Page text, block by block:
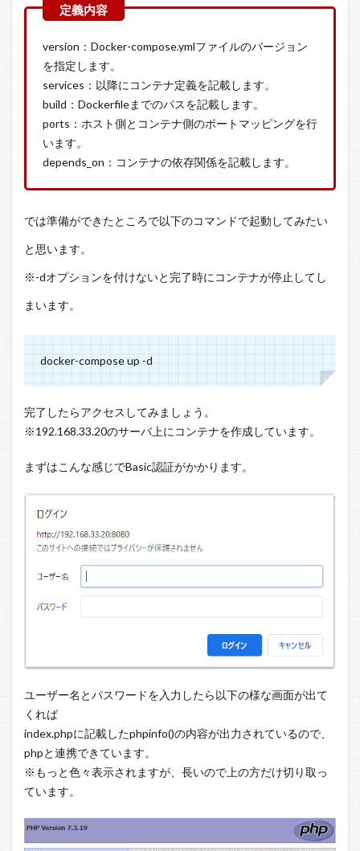
version：Docker-compose.ymlファイルのバージョン
を指定します。
services：以降にコンテナ定義を記載します。
build：Dockerfileまでのパスを記載します。
ports：ホスト側とコンテナ側のポートマッピングを行
います。
depends_on：コンテナの依存関係を記載します。
では準備ができたところで以下のコマンドで起動してみたい
と思います。
※-dオプションを付けないと完了時にコンテナが停止してし
まいます。
docker-compose up -d
完了したらアクセスしてみましょう。
※192.168.33.20のサーバ上にコンテナを作成しています。
まずはこんな感じでBasic認証がかかります。
ユーザー名とパスワードを入力したら以下の様な画面が出て
くれば
index.phpに記載したphpinfo()の内容が出力されているので、
phpと連携できています。
※もっと色々表示されますが、長いので上の方だけ切り取っ
ています。